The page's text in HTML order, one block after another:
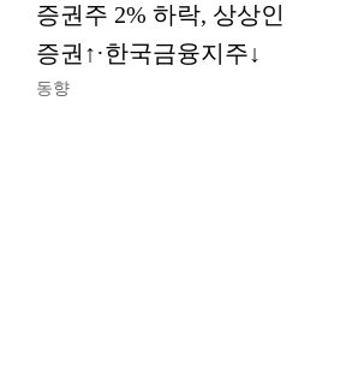
증권주 2% 하락, 상상인
증권↑·한국금융지주↓
동향